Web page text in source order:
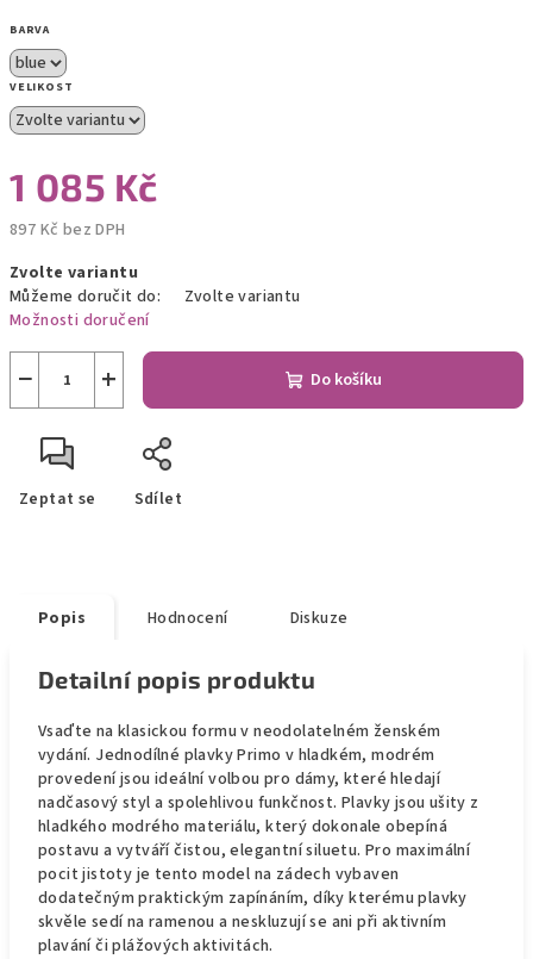
BARVA
VELIKOST
1 085 Kč
897 Kč bez DPH
cena:
Zvolte variantu
Můžeme doručit do:
Zvolte variantu
Možnosti doručení
+
− Do košíku
Zeptat se Sdílet
Popis Hodnocení Diskuze
Detailní popis produktu
Vsaďte na klasickou formu v neodolatelném ženském
vydání. Jednodílné plavky Primo v hladkém, modrém
provedení jsou ideální volbou pro dámy, které hledají
nadčasový styl a spolehlivou funkčnost. Plavky jsou ušity z
hladkého modrého materiálu, který dokonale obepíná
postavu a vytváří čistou, elegantní siluetu. Pro maximální
pocit jistoty je tento model na zádech vybaven
dodatečným praktickým zapínáním, díky kterému plavky
skvěle sedí na ramenou a neskluzují se ani při aktivním
plavání či plážových aktivitách.